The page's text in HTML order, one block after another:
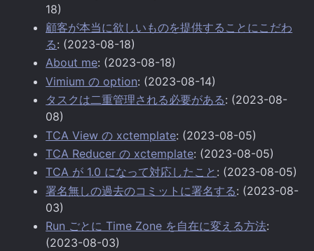
18)
顧客が本当に欲しいものを提供することにこだわ
る: (2023-08-18)
About me: (2023-08-18)
Vimium の option: (2023-08-14)
タスクは二重管理される必要がある: (2023-08-
08)
TCA View の xctemplate: (2023-08-05)
TCA Reducer の xctemplate: (2023-08-05)
TCA が 1.0 になって対応したこと : (2023-08-05)
署名無しの過去のコミットに署名する: (2023-08-
03)
Run ごとに Time Zone を自在に変える方法:
(2023-08-03)